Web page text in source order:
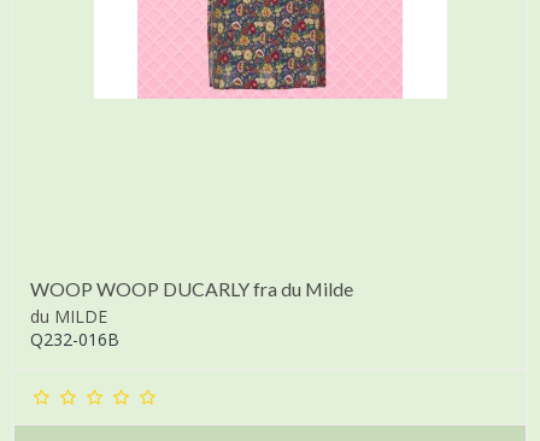
WOOP WOOP DUCARLY fra du Milde
du MILDE
Q232-016B